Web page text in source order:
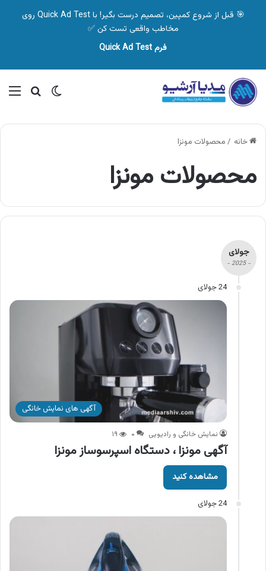
🎯 قبل از شروع کمپین، تصمیم درست بگیر! با Quick Ad Test روی
مخاطب واقعی تست کن ✅
فرم Quick Ad Test
تغییر پوسته
خانه / محصولات مونزا
محصولات مونزا
جولای
- 2025 -
24 جولای
آگهی های نمایش خانگی
نمایش خانگی و رادیویی ۰ ۱۹
آگهی مونزا ، دستگاه اسپرسوساز مونزا
مشاهده کنید
24 جولای